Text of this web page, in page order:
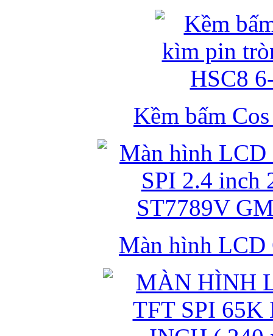
Kềm bấm
Màn hình LCD